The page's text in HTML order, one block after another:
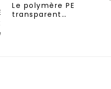
Le polymère PE
transparent